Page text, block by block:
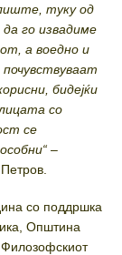
туку од
да го извадиме
а воедно и
бидејќи
со
се
–
со поддршка
Општина